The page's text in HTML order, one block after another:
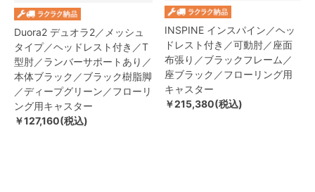
Duora2 デュオラ2／メッシュ
タイプ／ヘッドレスト付き／T
型肘／ランバーサポートあり／
本体ブラック／ブラック樹脂脚
／ディープグリーン／フローリ
ング用キャスター
￥127,160(税込)
INSPINE インスパイン／ヘッ
ドレスト付き／可動肘／座面
布張り／ブラックフレーム／
座ブラック／フローリング用
キャスター
￥215,380(税込)